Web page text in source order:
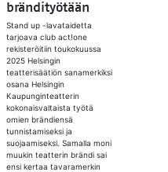
brändityötään
Stand up -lavataidetta
tarjoava club act!one
rekisteröitiin toukokuussa
2025 Helsingin
teatterisäätiön sanamerkiksi
osana Helsingin
Kaupunginteatterin
kokonaisvaltaista työtä
omien brändiensä
tunnistamiseksi ja
suojaamiseksi. Samalla moni
muukin teatterin brändi sai
ensi kertaa tavaramerkin